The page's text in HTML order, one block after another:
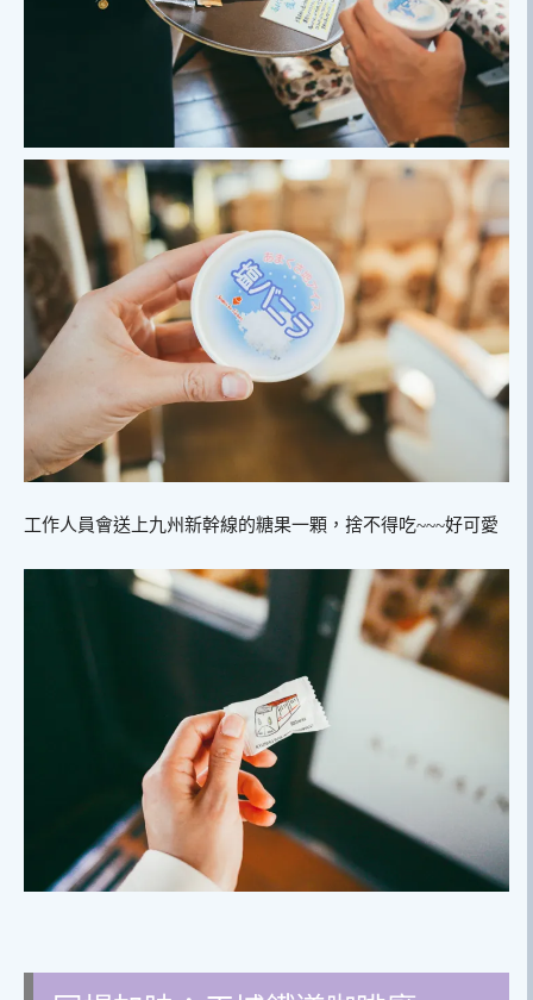
工作人員會送上九州新幹線的糖果一顆，捨不得吃~~~好可愛